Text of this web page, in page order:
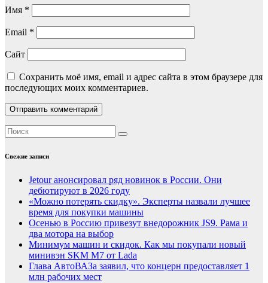
Имя *
Email *
Сайт
Сохранить моё имя, email и адрес сайта в этом браузере для
последующих моих комментариев.
Свежие записи
Jetour анонсировал ряд новинок в России. Они
дебютируют в 2026 году
«Можно потерять скидку». Эксперты назвали лучшее
время для покупки машины
Осенью в Россию привезут внедорожник JS9. Рама и
два мотора на выбор
Минимум машин и скидок. Как мы покупали новый
минивэн SKM M7 от Lada
Глава АвтоВАЗа заявил, что концерн предоставляет 1
млн рабочих мест